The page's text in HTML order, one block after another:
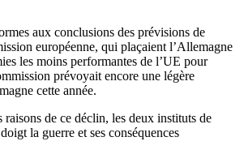
aux conclusions des prévisions de
européenne, qui plaçaient l’Allemagne
les moins performantes de l’UE pour
prévoyait encore une légère
cette année.
raisons de ce déclin, les deux instituts de
la guerre et ses conséquences